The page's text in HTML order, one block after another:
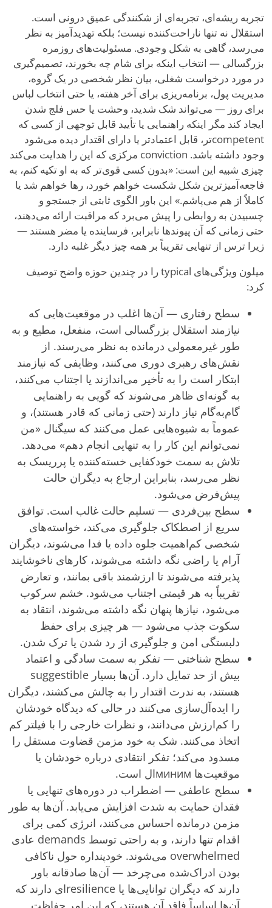
تجربه ریشه‌ای، تجربه‌ای از شکنندگی عمیق درونی است.
استقلال نه تنها ناراحت‌کننده نیست؛ بلکه تهدیدآمیز به نظر
می‌رسد، گاهی به شکل وجودی. مسئولیت‌های روزمره
بزرگسالی — انتخاب اینکه برای شام چه بخورند، تصمیم‌گیری
در مورد درخواست شغلی، بیان نظر شخصی در یک گروه،
مدیریت پول، برنامه‌ریزی برای آخر هفته، یا حتی انتخاب لباس
برای روز — می‌تواند شک شدید، وحشت یا حس فلج شدن
ایجاد کند مگر اینکه راهنمایی یا تأیید قابل توجهی از کسی که
competentتر، قابل اعتمادتر یا دارای اقتدار دیده می‌شود
وجود داشته باشد. conviction مرکزی که این را هدایت می‌کند
چیزی شبیه این است: «بدون کسی قوی‌تر که به او تکیه کنم، به
فاجعه‌آمیزترین شکل شکست خواهم خورد، رها خواهم شد یا
کاملاً از هم می‌پاشم.» این باور الگوی ثابتی از جستجو و
چسبیدن به روابطی را پیش می‌برد که مراقبت ارائه می‌دهند،
حتی زمانی که آن پیوندها نابرابر، فرساینده یا مضر هستند —
زیرا ترس از تنهایی تقریباً بر همه چیز دیگر غلبه دارد.
میلون ویژگی‌های typical را در چندین حوزه واضح توصیف
کرد:
سطح رفتاری — آن‌ها اغلب در موقعیت‌هایی که
نیازمند استقلال بزرگسالی است، منفعل، مطیع و به
طور غیرمعمولی درمانده به نظر می‌رسند. از
نقش‌های رهبری دوری می‌کنند، وظایفی که نیازمند
ابتکار است را به تأخیر می‌اندازند یا اجتناب می‌کنند،
به گونه‌ای ظاهر می‌شوند که گویی به راهنمایی
گام‌به‌گام نیاز دارند (حتی زمانی که قادر هستند)، و
عموماً به شیوه‌هایی عمل می‌کنند که سیگنال «من
نمی‌توانم این کار را به تنهایی انجام دهم» می‌دهد.
تلاش به سمت خودکفایی خسته‌کننده یا پرریسک به
نظر می‌رسد، بنابراین ارجاع به دیگران حالت
پیش‌فرض می‌شود.
سطح بین‌فردی — تسلیم حالت غالب است. توافق
سریع از اصطکاک جلوگیری می‌کند، خواسته‌های
شخصی کم‌اهمیت جلوه داده یا فدا می‌شوند، دیگران
آرام یا راضی نگه داشته می‌شوند، کارهای ناخوشایند
پذیرفته می‌شوند تا ارزشمند باقی بمانند، و تعارض
تقریباً به هر قیمتی اجتناب می‌شود. خشم سرکوب
می‌شود، نیازها پنهان نگه داشته می‌شوند، انتقاد به
سکوت جذب می‌شود — هر چیزی برای حفظ
دلبستگی امن و جلوگیری از رد شدن یا ترک شدن.
سطح شناختی — تفکر به سمت سادگی و اعتماد
بیش از حد تمایل دارد. آن‌ها بسیار suggestible
هستند، به ندرت اقتدار را به چالش می‌کشند، دیگران
را ایده‌آل‌سازی می‌کنند در حالی که دیدگاه خودشان
را کم‌ارزش می‌دانند، و نظرات خارجی را با فیلتر کم
اتخاذ می‌کنند. شک به خود مزمن قضاوت مستقل را
مسدود می‌کند؛ تفکر انتقادی درباره خودشان یا
موقعیت‌ها минимال است.
سطح عاطفی — اضطراب در دوره‌های تنهایی یا
فقدان حمایت به شدت افزایش می‌یابد. آن‌ها به طور
مزمن درمانده احساس می‌کنند، انرژی کمی برای
اقدام تنها دارند، و به راحتی توسط demands عادی
overwhelmed می‌شوند. خودپنداره حول ناکافی
بودن ادراک‌شده می‌چرخد — آن‌ها صادقانه باور
دارند که دیگران توانایی‌ها یا resilience‌ای دارند که